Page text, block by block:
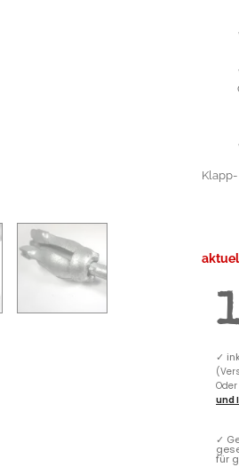
✓
und
✓
für